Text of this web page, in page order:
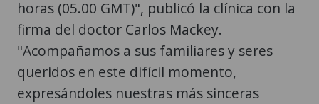
horas (05.00 GMT)", publicó la clínica con la
firma del doctor Carlos Mackey.
"Acompañamos a sus familiares y seres
queridos en este difícil momento,
expresándoles nuestras más sinceras